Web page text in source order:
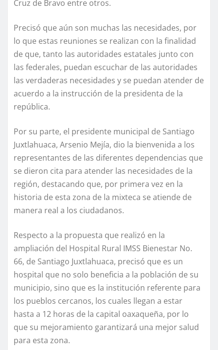
Cruz de Bravo entre otros.
Precisó que aún son muchas las necesidades, por
lo que estas reuniones se realizan con la finalidad
de que, tanto las autoridades estatales junto con
las federales, puedan escuchar de las autoridades
las verdaderas necesidades y se puedan atender de
acuerdo a la instrucción de la presidenta de la
república.
Por su parte, el presidente municipal de Santiago
Juxtlahuaca, Arsenio Mejía, dio la bienvenida a los
representantes de las diferentes dependencias que
se dieron cita para atender las necesidades de la
región, destacando que, por primera vez en la
historia de esta zona de la mixteca se atiende de
manera real a los ciudadanos.
Respecto a la propuesta que realizó en la
ampliación del Hospital Rural IMSS Bienestar No.
66, de Santiago Juxtlahuaca, precisó que es un
hospital que no solo beneficia a la población de su
municipio, sino que es la institución referente para
los pueblos cercanos, los cuales llegan a estar
hasta a 12 horas de la capital oaxaqueña, por lo
que su mejoramiento garantizará una mejor salud
para esta zona.